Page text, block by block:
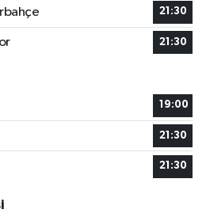
21:30
21:30
19:00
21:30
21:30